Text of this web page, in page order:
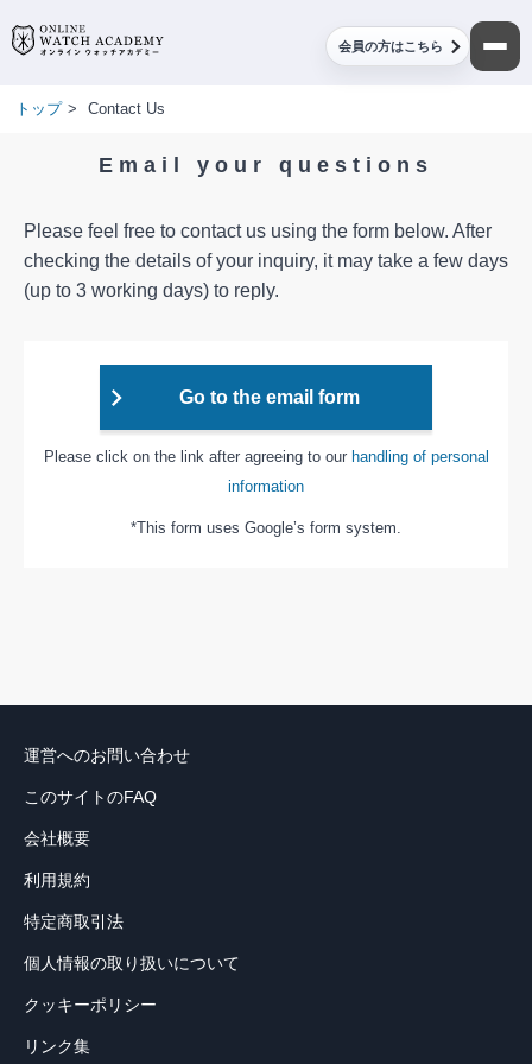
会員の方はこちら
トップ > Contact Us
Email your questions
Please feel free to contact us using the form below. After
checking the details of your inquiry, it may take a few days
(up to 3 working days) to reply.
Go to the email form
Please click on the link after agreeing to ourhandling of personal
information
*This form uses Google’s form system.
運営へのお問い合わせ
このサイトのFAQ
会社概要
利用規約
特定商取引法
個人情報の取り扱いについて
クッキーポリシー
リンク集